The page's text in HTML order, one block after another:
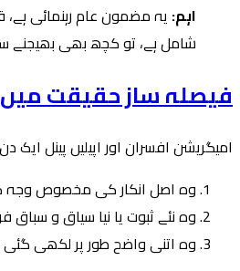
اہم: یہ مضمون عام رہنمائی
شامل ہے، تو کچھ بھی بھیجنے
فیصلہ ساز حقیقت میں
امیگریشن افسران اور اپیلیں پینل ایک
وہ اصل انکار کی مخصوص وجہ
وہ نئے ثبوت یا نیا سیاق و
وہ اتنی واضح طور پر لکھی